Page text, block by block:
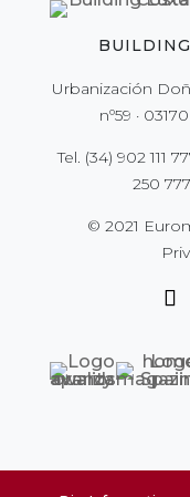
Urbanización
nº59 ·
Tel. (34) 902 111
250 777
© 2021